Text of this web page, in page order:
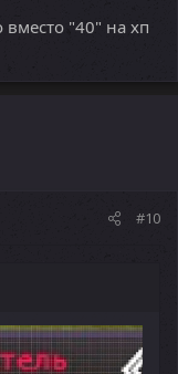
очками
"40" на хп
#10